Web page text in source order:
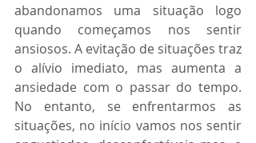
abandonamos uma situação logo
quando começamos nos sentir
ansiosos. A evitação de situações traz
o alívio imediato, mas aumenta a
ansiedade com o passar do tempo.
No entanto, se enfrentarmos as
situações, no início vamos nos sentir